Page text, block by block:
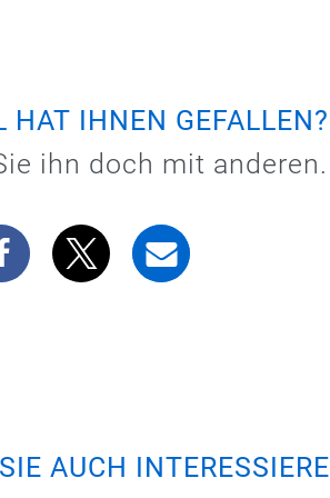
HAT IHNEN GEFALLEN?
ihn doch mit anderen.
AUCH